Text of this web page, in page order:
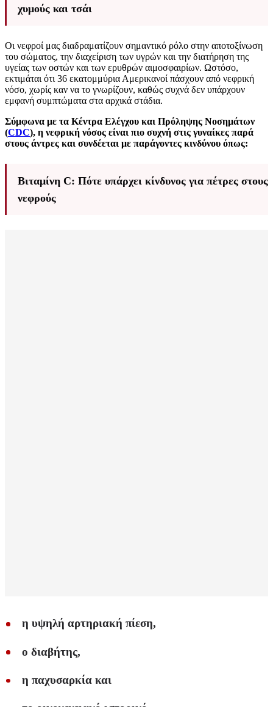
χυμούς και τσάι
Οι νεφροί μας διαδραματίζουν σημαντικό ρόλο στην αποτοξίνωση
του σώματος, την διαχείριση των υγρών και την διατήρηση της
υγείας των οστών και των ερυθρών αιμοσφαιρίων. Ωστόσο,
εκτιμάται ότι 36 εκατομμύρια Αμερικανοί πάσχουν από νεφρική
νόσο, χωρίς καν να το γνωρίζουν, καθώς συχνά δεν υπάρχουν
εμφανή συμπτώματα στα αρχικά στάδια.
Σύμφωνα με τα Κέντρα Ελέγχου και Πρόληψης Νοσημάτων
(CDC), η νεφρική νόσος είναι πιο συχνή στις γυναίκες παρά
στους άντρες και συνδέεται με παράγοντες κινδύνου όπως:
Βιταμίνη C: Πότε υπάρχει κίνδυνος για πέτρες στους
νεφρούς
η υψηλή αρτηριακή πίεση,
ο διαβήτης,
η παχυσαρκία και